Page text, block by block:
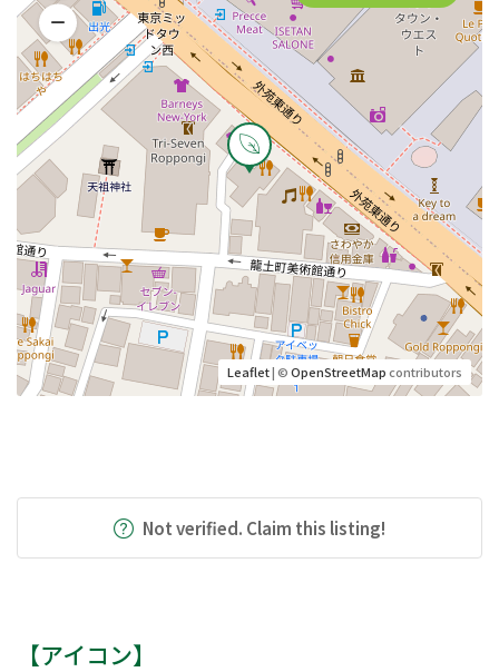
Leaflet| ©OpenStreetMapcontributors
Not verified. Claim this listing!
【アイコン】